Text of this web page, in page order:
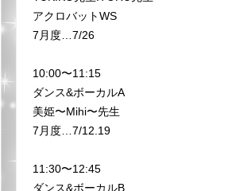
アクロバットWS
7月度…7/26
10:00〜11:15
ダンス&ボーカルA
美姫〜Mihi〜先生
7月度…7/12.19
11:30〜12:45
ダンス&ボーカルB